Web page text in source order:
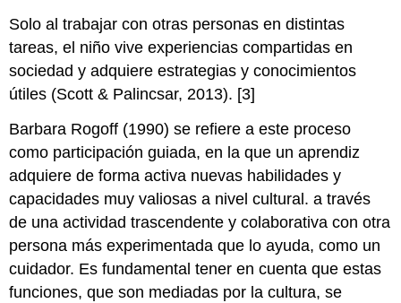
Solo al trabajar con otras personas en distintas
tareas, el niño vive experiencias compartidas en
sociedad y adquiere estrategias y conocimientos
útiles (Scott & Palincsar, 2013). [3]
Barbara Rogoff (1990) se refiere a este proceso
como participación guiada, en la que un aprendiz
adquiere de forma activa nuevas habilidades y
capacidades muy valiosas a nivel cultural. a través
de una actividad trascendente y colaborativa con otra
persona más experimentada que lo ayuda, como un
cuidador. Es fundamental tener en cuenta que estas
funciones, que son mediadas por la cultura, se